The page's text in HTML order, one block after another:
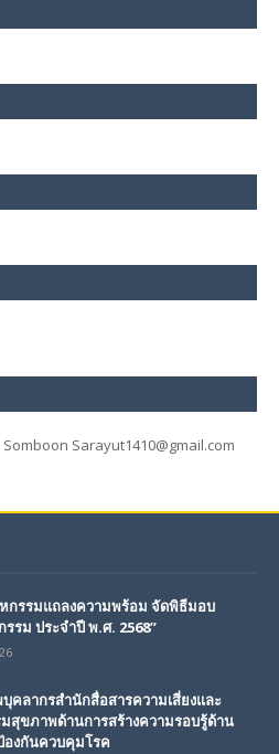
Sarayut1410@gmail.com
กรรมแถลงความพร้อม จัดพิธีมอบ
รรม ประจำปี พ.ศ. 2568”
ลากรสำนักสื่อสารความเสี่ยงและ
ขภาพด้านการสร้างความรอบรู้ด้าน
งกันควบคุมโรค